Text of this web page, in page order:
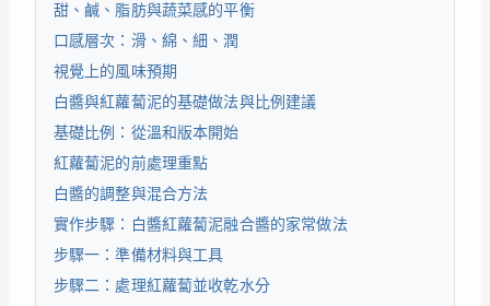
甜、鹹、脂肪與蔬菜感的平衡
口感層次：滑、綿、細、潤
視覺上的風味預期
白醬與紅蘿蔔泥的基礎做法與比例建議
基礎比例：從溫和版本開始
紅蘿蔔泥的前處理重點
白醬的調整與混合方法
實作步驟：白醬紅蘿蔔泥融合醬的家常做法
步驟一：準備材料與工具
步驟二：處理紅蘿蔔並收乾水分